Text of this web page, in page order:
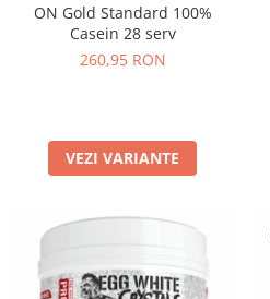
ON Gold Standard 100%
Casein 28 serv
260,95 RON
VEZI VARIANTE